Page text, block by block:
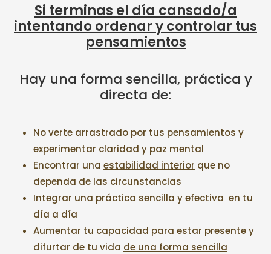
Si terminas el día cansado/a
intentando ordenar y controlar tus
pensamientos
Hay una forma sencilla, práctica y
directa de:
No verte arrastrado por tus pensamientos y
experimentar claridad y paz mental
Encontrar una estabilidad interior que no
dependa de las circunstancias
Integrar una práctica sencilla y efectiva en tu
día a día
Aumentar tu capacidad para estar presentey
difurtar de tu vida de una forma sencilla